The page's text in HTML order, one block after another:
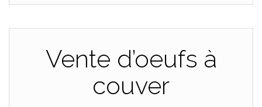
Vente d’oeufs à
couver